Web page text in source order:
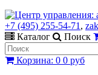
+7 (495) 255-54-71 ,
Каталог
Поиск
Корзина: 0 0 руб